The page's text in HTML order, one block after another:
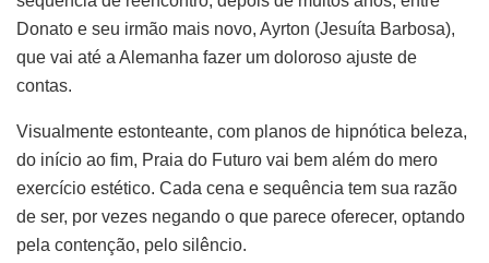
Donato e seu irmão mais novo, Ayrton (Jesuíta Barbosa),
que vai até a Alemanha fazer um doloroso ajuste de
contas.
Visualmente estonteante, com planos de hipnótica beleza,
do início ao fim, Praia do Futuro vai bem além do mero
exercício estético. Cada cena e sequência tem sua razão
de ser, por vezes negando o que parece oferecer, optando
pela contenção, pelo silêncio.